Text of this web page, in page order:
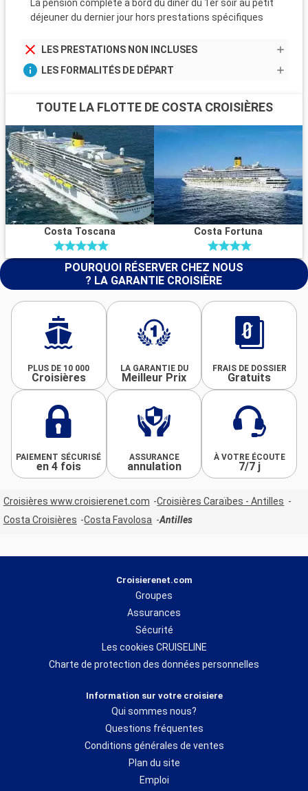
La pension complète à bord du dîner du 1er soir au petit
déjeuner du dernier jour hors prestations spécifiques
LES PRESTATIONS NON INCLUSES
LES FORMALITÉS DE DÉPART
TOUTE LA FLOTTE DE COSTA CROISIÈRES
Costa Toscana Costa Fortuna
POURQUOI RÉSERVER CHEZ NOUS
? LA GARANTIE CROISIÈRE
PLUS DE 10 000
Croisières
LA GARANTIE DU
Meilleur Prix
FRAIS DE DOSSIER
Gratuits
PAIEMENT SÉCURISÉ
en 4 fois
ASSURANCE
annulation
À VOTRE ÉCOUTE
7/7 j
Croisières www.croisierenet.com
Croisières Caraïbes - Antilles
Costa Croisières
Costa Favolosa Antilles
Croisierenet.com
Groupes
Assurances
Sécurité
Les cookies CRUISELINE
Charte de protection des données personnelles
Information sur votre croisiere
Qui sommes nous?
Questions fréquentes
Conditions générales de ventes
Plan du site
Emploi